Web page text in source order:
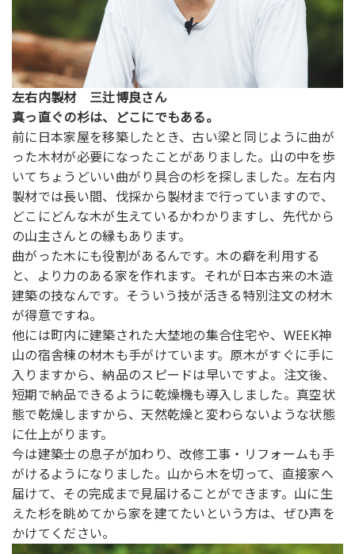
左右内製材 三辻博良さん
真っ直ぐの杉は、どこにでもある。
前に日本家屋を移築したとき、古い梁と同じように曲が
った木材が必要になったことがありました。山の中を歩
いてちょうどいい曲がり具合の杉を探しました。左右内
製材では長い間、伐採から製材まで行っていますので、
どこにどんな木が生えているかわかりますし、先代から
の山主さんとの縁もあります。
曲がった木にも役割があるんです。木の癖を利用する
と、より力のある家を作れます。それが日本古来の木造
建築の技なんです。そういう技が活きる特別注文の材木
が得意ですね。
他には町内に建築された大埜地の集合住宅や、WEEK神
山の宿舎棟の材木も手がけています。原木がすぐに手に
入りますから、納品のスピードは早いですよ。注文後、
短期で納品できるように乾燥機も導入しました。真空状
態で乾燥しますから、天然乾燥と変わらないような状態
に仕上がります。
今は建築士の息子が加わり、改修工事・リフォームも手
がけるようになりました。山から木を切って、直接家へ
届けて、その完成まで見届けることができます。山に生
えた杉を眺めてから家を建てたいという方は、ぜひ声を
かけてください。